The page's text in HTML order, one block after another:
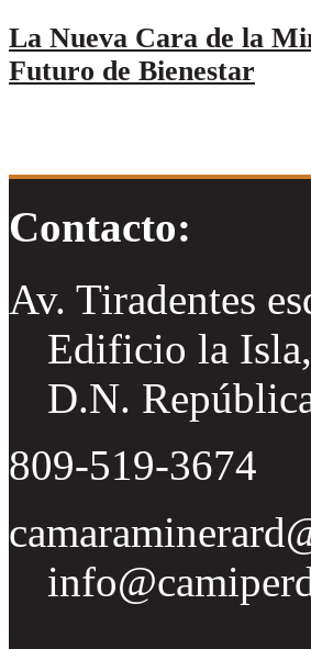
La Nueva Cara de la
Futuro de Bienestar
Contacto:
Av. Tiradentes
Edificio la
D.N.
809-519-3674